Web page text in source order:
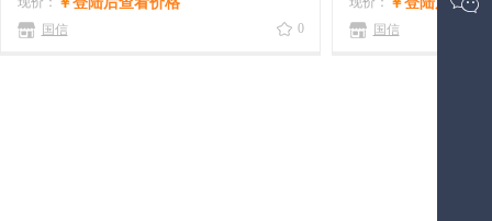
国信 0 国信